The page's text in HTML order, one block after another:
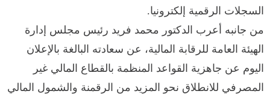
السجلات الرقمية إلكترونيا.
من جانبه أعرب الدكتور محمد فريد رئيس مجلس إدارة
الهيئة العامة للرقابة المالية، عن سعادته البالغة بالإعلان
اليوم عن جاهزية القواعد المنظمة بالقطاع المالي غير
المصرفي للانطلاق نحو المزيد من الرقمنة والشمول المالي